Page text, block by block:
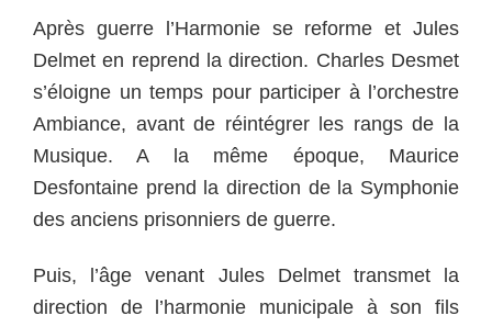
Après guerre l’Harmonie se reforme et Jules
Delmet en reprend la direction. Charles Desmet
s’éloigne un temps pour participer à l’orchestre
Ambiance, avant de réintégrer les rangs de la
Musique. A la même époque, Maurice
Desfontaine prend la direction de la Symphonie
des anciens prisonniers de guerre.
Puis, l’âge venant Jules Delmet transmet la
direction de l’harmonie municipale à son fils